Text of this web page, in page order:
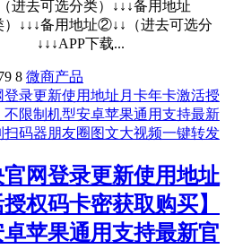
进去可选分类）↓↓↓备用地址
↓↓↓备用地址②↓↓（进去可选分
下载...
8 微商产品
官网登录更新使用地址
权码卡密获取购买】
苹果通用支持最新官